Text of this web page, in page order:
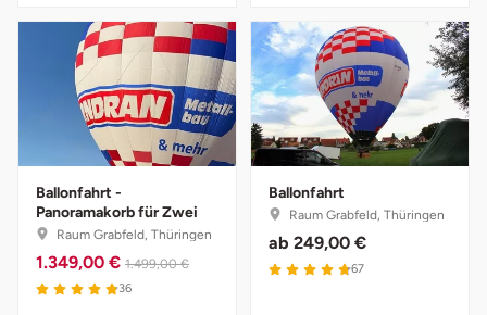
Ballonfahrt -
Panoramakorb für Zwei
Raum Grabfeld, Thüringen
1.349,00 € 1.499,00 €
36
Ballonfahrt
Raum Grabfeld, Thüringen
ab 249,00 €
67